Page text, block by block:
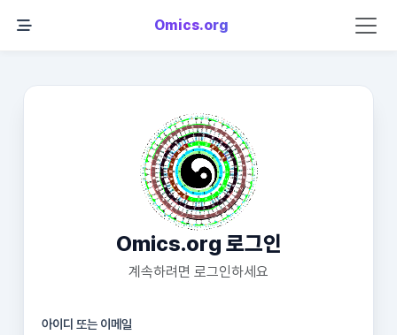
Omics.org
Omics.org 로그인
계속하려면 로그인하세요
아이디 또는 이메일